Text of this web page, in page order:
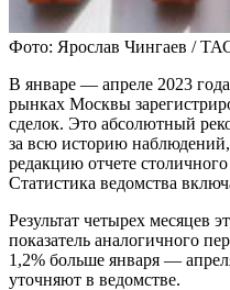
Фото: Ярослав Чингаев /
В январе — апреле 2023
рынках Москвы
сделок. Это абсолютный
за всю историю
редакцию отчете
Статистика ведомства
Результат четырех месяцев
показатель аналогичного
1,2% больше января —
уточняют в ведомстве.